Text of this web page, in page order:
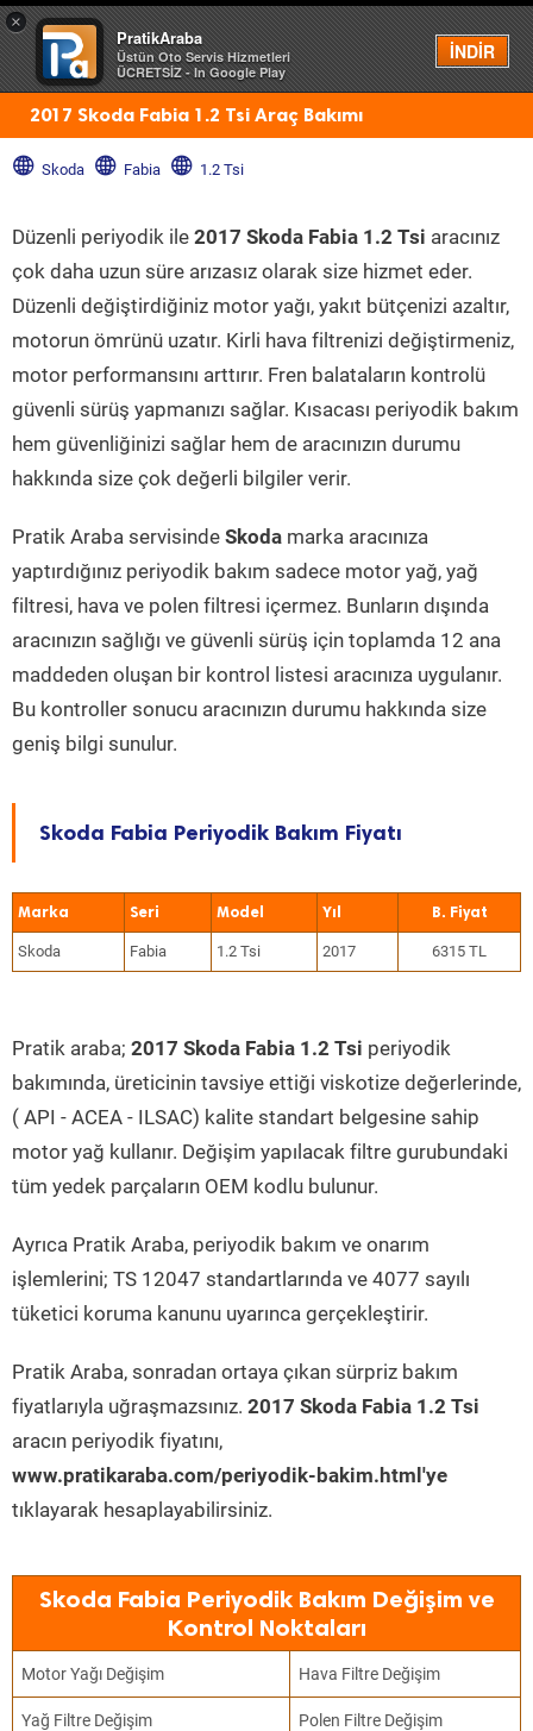
×
PratikAraba
Üstün Oto Servis Hizmetleri
ÜCRETSİZ - In Google Play
İNDİR
Menü
2017 Skoda Fabia 1.2 Tsi Araç Bakımı
Skoda Fabia 1.2 Tsi
Düzenli periyodik ile 2017 Skoda Fabia 1.2 Tsi aracınız
çok daha uzun süre arızasız olarak size hizmet eder.
Düzenli değiştirdiğiniz motor yağı, yakıt bütçenizi azaltır,
motorun ömrünü uzatır. Kirli hava filtrenizi değiştirmeniz,
motor performansını arttırır. Fren balataların kontrolü
güvenli sürüş yapmanızı sağlar. Kısacası periyodik bakım
hem güvenliğinizi sağlar hem de aracınızın durumu
hakkında size çok değerli bilgiler verir.
Pratik Araba servisinde Skoda marka aracınıza
yaptırdığınız periyodik bakım sadece motor yağ, yağ
filtresi, hava ve polen filtresi içermez. Bunların dışında
aracınızın sağlığı ve güvenli sürüş için toplamda 12 ana
maddeden oluşan bir kontrol listesi aracınıza uygulanır.
Bu kontroller sonucu aracınızın durumu hakkında size
geniş bilgi sunulur.
Skoda Fabia Periyodik Bakım Fiyatı
Marka Seri Model Yıl
Skoda Fabia 1.2 Tsi 2017 6315 TL
Pratik araba; 2017 Skoda Fabia 1.2 Tsi periyodik
bakımında, üreticinin tavsiye ettiği viskotize değerlerinde,
( API - ACEA - ILSAC) kalite standart belgesine sahip
motor yağ kullanır. Değişim yapılacak filtre gurubundaki
tüm yedek parçaların OEM kodlu bulunur.
Ayrıca Pratik Araba, periyodik bakım ve onarım
işlemlerini; TS 12047 standartlarında ve 4077 sayılı
tüketici koruma kanunu uyarınca gerçekleştirir.
Pratik Araba, sonradan ortaya çıkan sürpriz bakım
fiyatlarıyla uğraşmazsınız. 2017 Skoda Fabia 1.2 Tsi
aracın periyodik fiyatını,
www.pratikaraba.com/periyodik-bakim.html'ye
tıklayarak hesaplayabilirsiniz.
Skoda Fabia Periyodik Bakım Değişim ve
Kontrol Noktaları
Motor Yağı Değişim Hava Filtre Değişim
Yağ Filtre Değişim Polen Filtre Değişim